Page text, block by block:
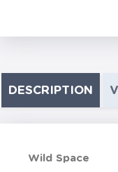
DESCRIPTION
Wild Space